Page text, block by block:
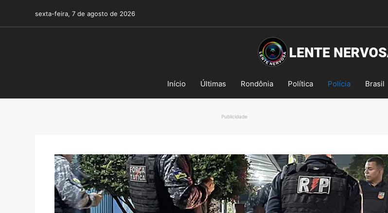
o
sexta-feira, 7 de agosto de 2026
Início Últimas Rondônia Política Polícia Brasil
Publicidade